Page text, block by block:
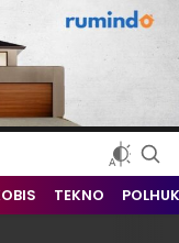
Indonesia dan Dunia
TEKNO